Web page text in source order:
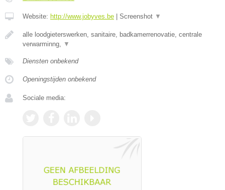
Website: http://www.jobyves.be Screenshot ▼
alle loodgieterswerken, sanitaire, badkamerrenovatie, centrale
verwarminng,
▼
Diensten onbekend
Openingstijden onbekend
Sociale media: